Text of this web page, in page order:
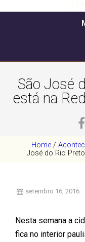
São José
está na
Home /
José do Rio
setembro 16, 2016
Nesta semana a
fica no interior